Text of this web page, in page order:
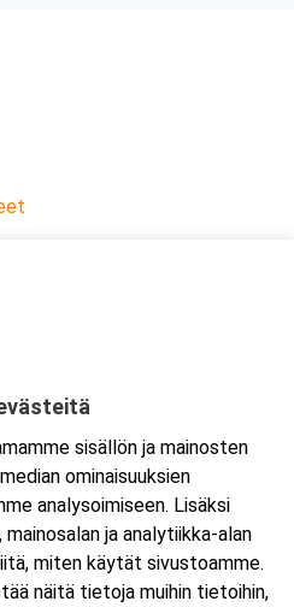
sisällön ja mainosten
ominaisuuksien
analysoimiseen. Lisäksi
ja analytiikka-alan
miten käytät sivustoamme.
näitä tietoja muihin tietoihin,